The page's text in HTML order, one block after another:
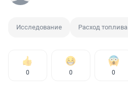
Исследование Расход топлива
0 0 0